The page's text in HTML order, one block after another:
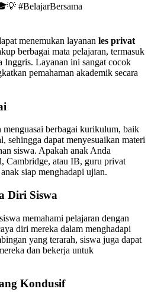
#BelajarBersama
menemukan layanan les privat
berbagai mata pelajaran, termasuk
Inggris. Layanan ini sangat cocok
pemahaman akademik secara
menguasai berbagai kurikulum, baik
sehingga dapat menyesuaikan materi
siswa. Apakah anak Anda
Cambridge, atau IB, guru privat
siap menghadapi ujian.
Diri Siswa
memahami pelajaran dengan
diri mereka dalam menghadapi
yang terarah, siswa juga dapat
dan bekerja untuk
Kondusif